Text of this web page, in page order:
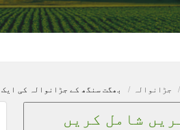
جڑانوالہ بھگت سنگھ کے جڑانوالہ کی
شامل کریں